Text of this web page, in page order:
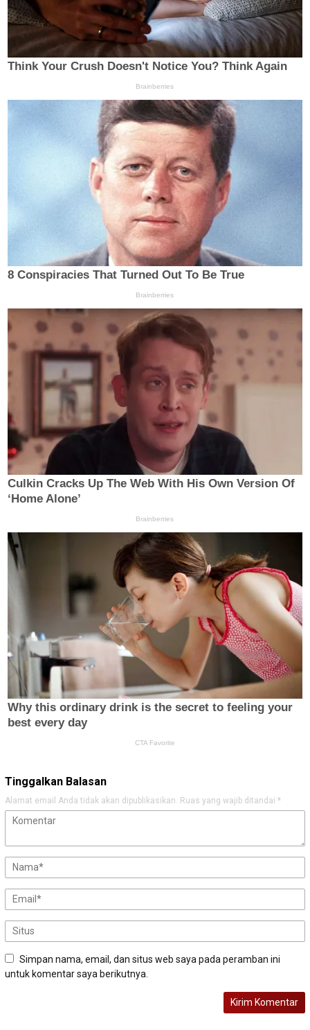
Tinggalkan Balasan
Alamat email Anda tidak akan dipublikasikan. Ruas yang wajib ditandai *
Simpan nama, email, dan situs web saya pada peramban ini
untuk komentar saya berikutnya.